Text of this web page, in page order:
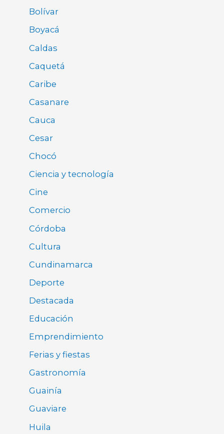
Bolívar
Boyacá
Caldas
Caquetá
Caribe
Casanare
Cauca
Cesar
Chocó
Ciencia y tecnología
Cine
Comercio
Córdoba
Cultura
Cundinamarca
Deporte
Destacada
Educación
Emprendimiento
Ferias y fiestas
Gastronomía
Guainía
Guaviare
Huila